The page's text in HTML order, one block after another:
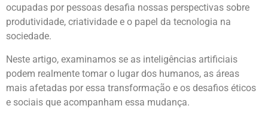
ocupadas por pessoas desafia nossas perspectivas sobre
produtividade, criatividade e o papel da tecnologia na
sociedade.
Neste artigo, examinamos se as inteligências artificiais
podem realmente tomar o lugar dos humanos, as áreas
mais afetadas por essa transformação e os desafios éticos
e sociais que acompanham essa mudança.